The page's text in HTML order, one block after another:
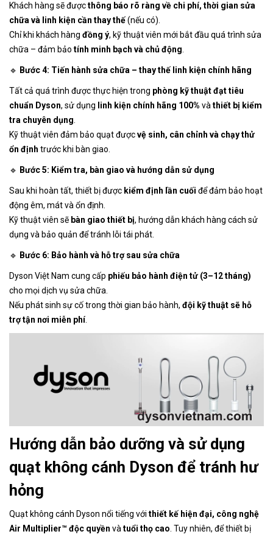
Khách hàng sẽ đượcthông báo rõ ràng về chi phí, thời gian sửa
chữa và linh kiện cần thay thế(nếu có).
Chỉ khi khách hàng đồng ý, kỹ thuật viên mới bắt đầu quá trình sửa
chữa – đảm bảo tính minh bạch và chủ động.
🔹 Bước 4: Tiến hành sửa chữa – thay thế linh kiện chính hãng
Tất cả quá trình được thực hiện trong phòng kỹ thuật đạt tiêu
chuẩn Dyson, sử dụng linh kiện chính hãng 100% vàthiết bị kiểm
tra chuyên dụng.
Kỹ thuật viên đảm bảo quạt đượcvệ sinh, cân chỉnh và chạy thử
ổn định trước khi bàn giao.
🔹 Bước 5: Kiểm tra, bàn giao và hướng dẫn sử dụng
Sau khi hoàn tất, thiết bị được kiểm định lần cuối để đảm bảo hoạt
động êm, mát và ổn định.
Kỹ thuật viên sẽ bàn giao thiết bị, hướng dẫn khách hàng cách sử
dụng và bảo quản để tránh lỗi tái phát.
🔹 Bước 6: Bảo hành và hỗ trợ sau sửa chữa
Dyson Việt Nam cung cấp phiếu bảo hành điện tử (3–12 tháng)
cho mọi dịch vụ sửa chữa.
Nếu phát sinh sự cố trong thời gian bảo hành, đội kỹ thuật sẽ hỗ
trợ tận nơi miễn phí.
Hướng dẫn bảo dưỡng và sử dụng
quạt không cánh Dyson để tránh hư
hỏng
Quạt không cánh Dyson nổi tiếng với thiết kế hiện đại, công nghệ
Air Multiplier™ độc quyền và tuổi thọ cao . Tuy nhiên, để thiết bị